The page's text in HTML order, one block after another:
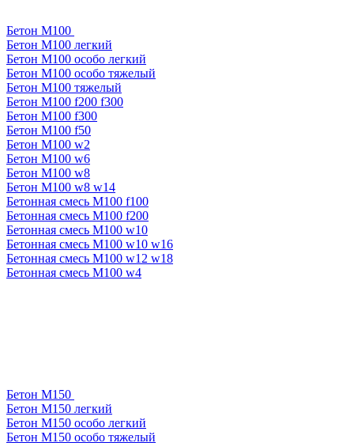
Бетон М100
Бетон М100 легкий
Бетон М100 особо легкий
Бетон М100 особо тяжелый
Бетон М100 тяжелый
Бетон М100 f200 f300
Бетон М100 f300
Бетон М100 f50
Бетон М100 w2
Бетон М100 w6
Бетон М100 w8
Бетон М100 w8 w14
Бетонная смесь М100 f100
Бетонная смесь М100 f200
Бетонная смесь М100 w10
Бетонная смесь М100 w10 w16
Бетонная смесь М100 w12 w18
Бетонная смесь М100 w4
Бетон М150
Бетон М150 легкий
Бетон М150 особо легкий
Бетон М150 особо тяжелый